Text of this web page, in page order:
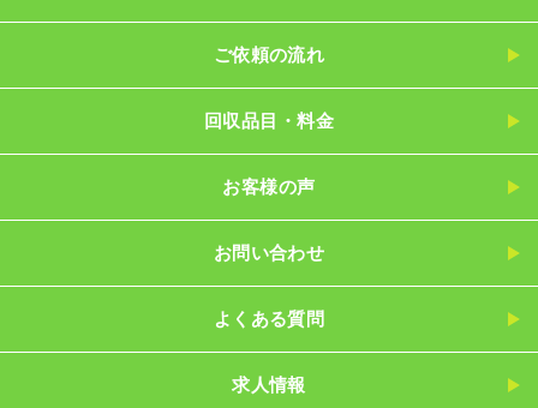
ご依頼の流れ
回収品目・料金
お客様の声
お問い合わせ
よくある質問
求人情報